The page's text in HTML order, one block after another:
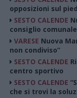
opposizioni sul
SESTO CALENDE
consiglio comunale
VARESE Nuova
non condiviso”
SESTO CALENDE
centro sportivo
SESTO CALENDE
che si trovi la